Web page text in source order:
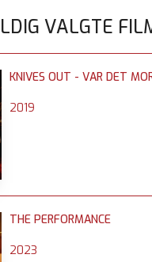
VALGTE
KNIVES OUT - VAR DET
2019
THE PERFORMANCE
2023